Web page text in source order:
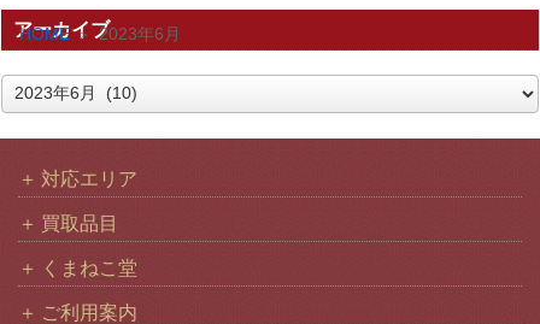
HOME 2023年6月
アーカイブ
ア
対応エリア
買取品目
くまねこ堂
ご利用案内